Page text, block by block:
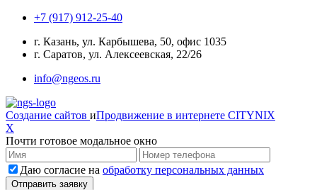
+7 (917) 912-25-40
г. Казань, ул. Карбышева, 50, офис 1035
г. Саратов, ул. Алексеевская, 22/26
info@ngeos.ru
Создание сайтов иПродвижение в интернете CITYNIX
X
Почти готовое модальное окно
Даю согласие на обработку персональных данных